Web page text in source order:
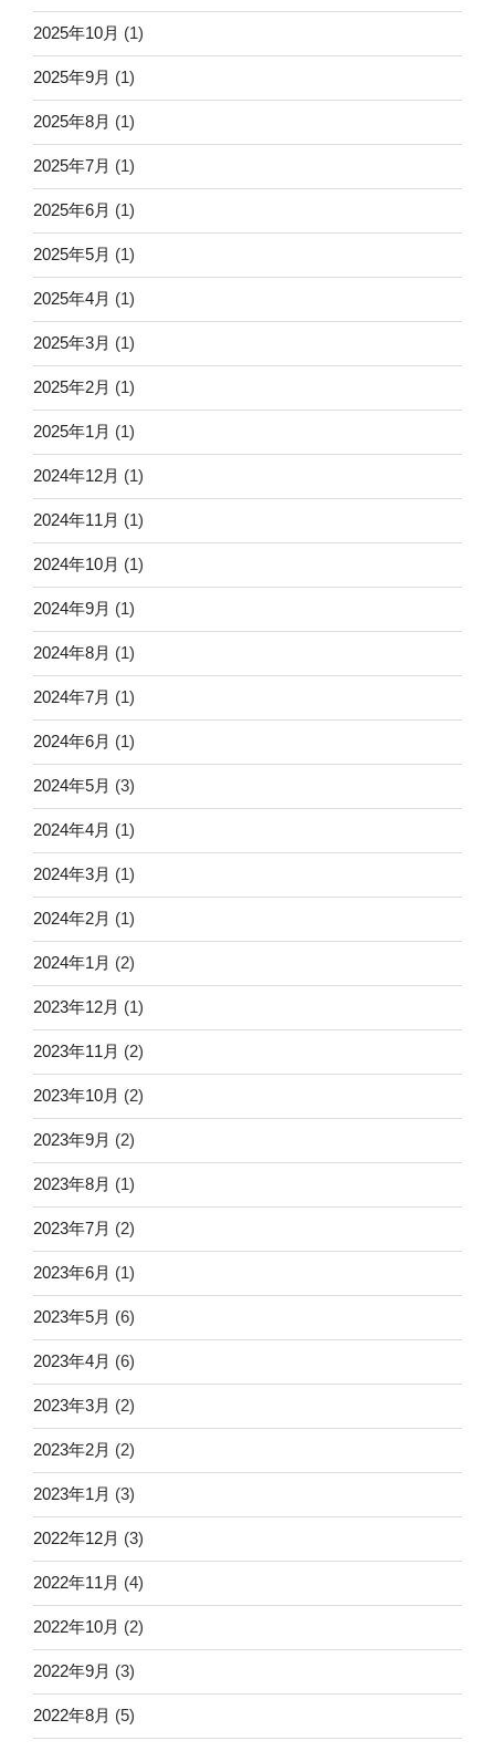
2025年10月 (1)
2025年9月 (1)
2025年8月 (1)
2025年7月 (1)
2025年6月 (1)
2025年5月 (1)
2025年4月 (1)
2025年3月 (1)
2025年2月 (1)
2025年1月 (1)
2024年12月 (1)
2024年11月 (1)
2024年10月 (1)
2024年9月 (1)
2024年8月 (1)
2024年7月 (1)
2024年6月 (1)
2024年5月 (3)
2024年4月 (1)
2024年3月 (1)
2024年2月 (1)
2024年1月 (2)
2023年12月 (1)
2023年11月 (2)
2023年10月 (2)
2023年9月 (2)
2023年8月 (1)
2023年7月 (2)
2023年6月 (1)
2023年5月 (6)
2023年4月 (6)
2023年3月 (2)
2023年2月 (2)
2023年1月 (3)
2022年12月 (3)
2022年11月 (4)
2022年10月 (2)
2022年9月 (3)
2022年8月 (5)